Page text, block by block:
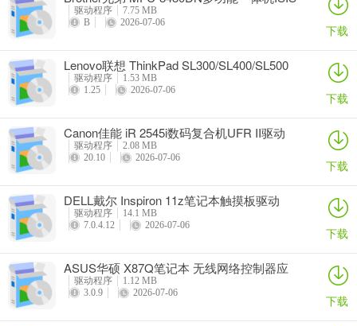
驱动
驱动程序
7.75 MB
B
2026-07-06 下载
Lenovo联想 ThinkPad SL300/SL400/SL500
笔记本BIOS
驱动程序
1.53 MB
1.25
2026-07-06 下载
Canon佳能 iR 2545i数码复合机UFR II驱动
驱动程序
2.08 MB
20.10
2026-07-06 下载
DELL戴尔 Inspiron 11z笔记本触摸板驱动
驱动程序
14.1 MB
7.0.4.12
2026-07-06 下载
ASUS华硕 X87Q笔记本 无线网络控制器应
用程序
驱动程序
1.12 MB
3.0.9
2026-07-06 下载